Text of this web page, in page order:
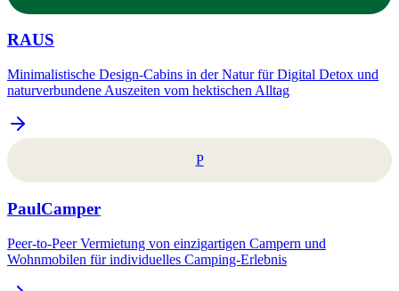
RAUS
Minimalistische Design-Cabins in der Natur für Digital Detox und
naturverbundene Auszeiten vom hektischen Alltag
P
PaulCamper
Peer-to-Peer Vermietung von einzigartigen Campern und
Wohnmobilen für individuelles Camping-Erlebnis